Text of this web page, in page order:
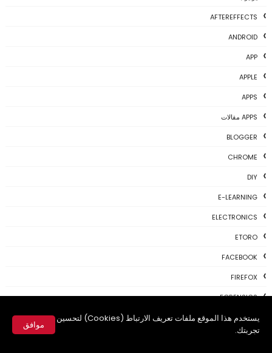
يستخدم هذا الموقع ملفات تعريف الارتباط (Cookies) لتحسين
تجربتك.
موافق
AFTEREFFECTS
ANDROID
APP
APPLE
APPS
APPS مقالات
BLOGGER
CHROME
DIY
E-LEARNING
ELECTRONICS
ETORO
FACEBOOK
FIREFOX
FORENSICS
GALAXY NOTE 4
GAME